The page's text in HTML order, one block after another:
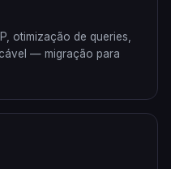
otimização de queries,
— migração para